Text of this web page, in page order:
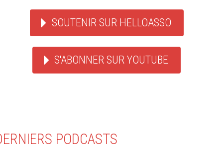
SOUTENIR SUR HELLOASSO
S'ABONNER SUR YOUTUBE
PODCASTS